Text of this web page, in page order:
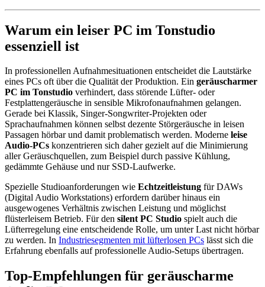
Warum ein leiser PC im Tonstudio
essenziell ist
In professionellen Aufnahmesituationen entscheidet die Lautstärke
eines PCs oft über die Qualität der Produktion. Ein geräuscharmer
PC im Tonstudio verhindert, dass störende Lüfter- oder
Festplattengeräusche in sensible Mikrofonaufnahmen gelangen.
Gerade bei Klassik, Singer-Songwriter-Projekten oder
Sprachaufnahmen können selbst dezente Störgeräusche in leisen
Passagen hörbar und damit problematisch werden. Moderne leise
Audio-PCs konzentrieren sich daher gezielt auf die Minimierung
aller Geräuschquellen, zum Beispiel durch passive Kühlung,
gedämmte Gehäuse und nur SSD-Laufwerke.
Spezielle Studioanforderungen wie Echtzeitleistung für DAWs
(Digital Audio Workstations) erfordern darüber hinaus ein
ausgewogenes Verhältnis zwischen Leistung und möglichst
flüsterleisem Betrieb. Für den silent PC Studio spielt auch die
Lüfterregelung eine entscheidende Rolle, um unter Last nicht hörbar
zu werden. In Industriesegmenten mit lüfterlosen PCs lässt sich die
Erfahrung ebenfalls auf professionelle Audio-Setups übertragen.
Top-Empfehlungen für geräuscharme